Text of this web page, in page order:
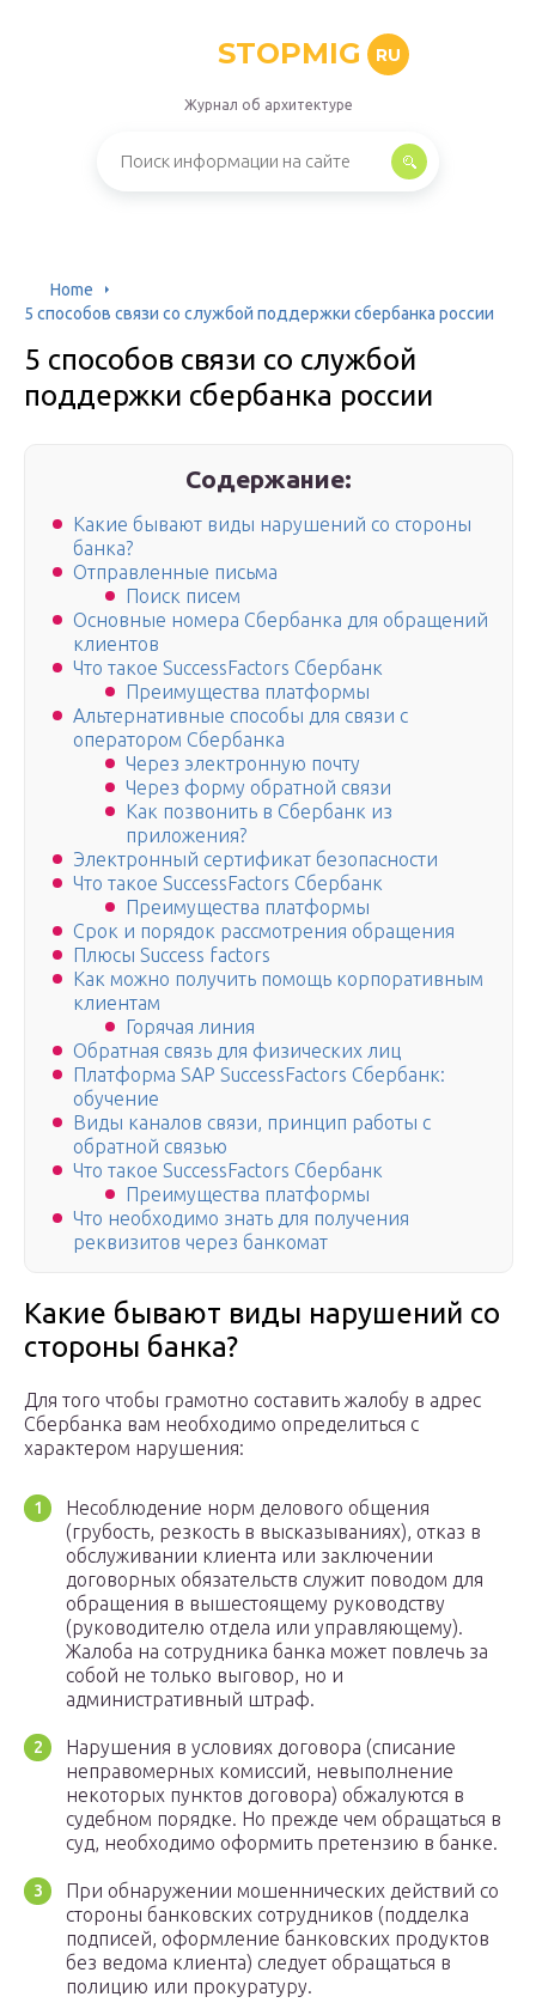
STOPMIG RU
Журнал об архитектуре
Home
5 способов связи со службой поддержки сбербанка россии
5 способов связи со службой
поддержки сбербанка россии
Содержание:
Какие бывают виды нарушений со стороны
банка?
Отправленные письма
Поиск писем
Основные номера Сбербанка для обращений
клиентов
Что такое SuccessFactors Сбербанк
Преимущества платформы
Альтернативные способы для связи с
оператором Сбербанка
Через электронную почту
Через форму обратной связи
Как позвонить в Сбербанк из
приложения?
Электронный сертификат безопасности
Что такое SuccessFactors Сбербанк
Преимущества платформы
Срок и порядок рассмотрения обращения
Плюсы Success factors
Как можно получить помощь корпоративным
клиентам
Горячая линия
Обратная связь для физических лиц
Платформа SAP SuccessFactors Сбербанк:
обучение
Виды каналов связи, принцип работы с
обратной связью
Что такое SuccessFactors Сбербанк
Преимущества платформы
Что необходимо знать для получения
реквизитов через банкомат
Какие бывают виды нарушений со
стороны банка?
Для того чтобы грамотно составить жалобу в адрес
Сбербанка вам необходимо определиться с
характером нарушения:
Несоблюдение норм делового общения
(грубость, резкость в высказываниях), отказ в
обслуживании клиента или заключении
договорных обязательств служит поводом для
обращения в вышестоящему руководству
(руководителю отдела или управляющему).
Жалоба на сотрудника банка может повлечь за
собой не только выговор, но и
административный штраф.
Нарушения в условиях договора (списание
неправомерных комиссий, невыполнение
некоторых пунктов договора) обжалуются в
судебном порядке. Но прежде чем обращаться в
суд, необходимо оформить претензию в банке.
При обнаружении мошеннических действий со
стороны банковских сотрудников (подделка
подписей, оформление банковских продуктов
без ведома клиента) следует обращаться в
полицию или прокуратуру.